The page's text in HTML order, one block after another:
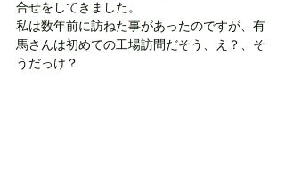
合せをしてきました。
私は数年前に訪ねた事があったのですが、有
馬さんは初めての工場訪問だそう、え？、そ
うだっけ？